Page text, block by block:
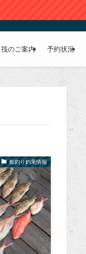
筏のご案内 予約状況
船釣り釣果情報